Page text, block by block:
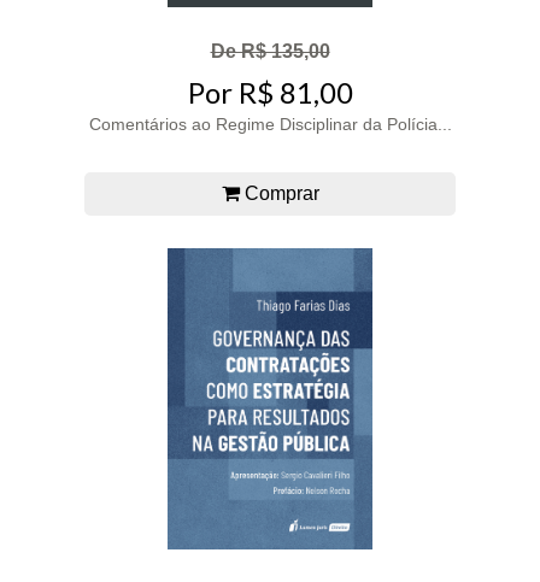
De R$ 135,00
Por R$ 81,00
Comentários ao Regime Disciplinar da Polícia...
Comprar